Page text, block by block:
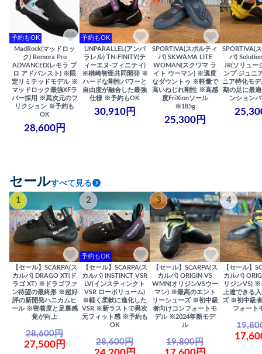
予約もOK
MadRock(マッドロッ
ク) Remora Pro
ADVANCED(レモラ プ
ロ アドバンスト) ※限
定リミテッドモデル ※
マッドロック最強XFラ
バー採用 ※異次元のフ
リクション ※予約も
OK
28,600円
予約もOK
UNPARALLEL(アンパ
ラレル) TN-FINITY(テ
ィーエヌ-フィニティ)
※楢崎智亜共同開発 ※
ハードな剛性パワーと
自由度が融合した最強
仕様 ※予約もOK
30,910円
SPORTIVA(スポルティ
バ) SKWAMA LITE
WOMAN(スクワマ ラ
イト ウーマン) ※適度
なダウントゥ ※軽量で
高いねじれ剛性 ※高感
度FriXionソール
※185g
25,300円
SPORTIVA(
バ)
JR(ソリュー
ンプ ジュニ
ニア特化モ
期の足に最
ンション
セールすべて見る
1
【セール】SCARPA(ス
カルパ) DRAGO XT(ド
ラゴ XT) ※ドラゴファ
ン待望の最終形 ※超好
評の新開発ハニカムヒ
ール ※密着度と足裏感
覚が向上
28,600円
27,500円
2
予約もOK
【セール】SCARPA(ス
カルパ) INSTINCT VSR
LV(インスティンクト
VSR ローボリューム)
※軽く柔軟に進化した
VSR ※新ラストで異次
元フィット感 ※予約も
OK
28,600円
3
【セール】SCARPA(ス
カルパ) ORIGIN VS
WMN(オリジンVSウー
マン) ※最高のエント
リーシューズ ※初中級
者向けコンフォートモ
デル ※2024年新モデ
ル
19,800円
4
【セール】
カルパ)
リジンVS) ※
上達できる
ズ ※初中級
フォート